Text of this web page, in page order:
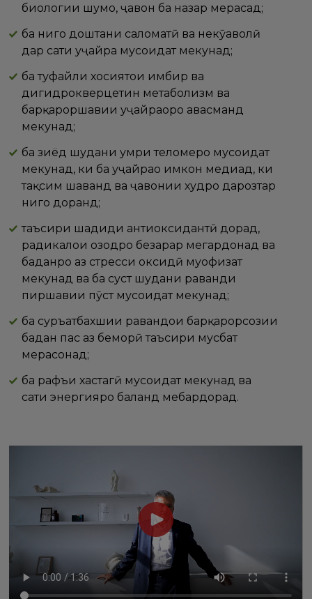
биологии шумо, ҷавон ба назар мерасад;
ба нигоҳ доштани саломатӣ ва некӯаҳволӣ
дар сатҳи ҳуҷайра мусоидат мекунад;
ба туфайли хосиятҳои имбир ва
дигидрокверцетин метаболизм ва
барқароршавии ҳуҷайраҳоро ҳавасманд
мекунад;
ба зиёд шудани умри теломерҳо мусоидат
мекунад, ки ба ҳуҷайраҳо имкон медиҳад, ки
тақсим шаванд ва ҷавонии худро дарозтар
нигоҳ доранд;
таъсири шадиди антиоксидантӣ дорад,
радикалҳои озодро безарар мегардонад ва
баданро аз стресси оксидӣ муҳофизат
мекунад ва ба суст шудани раванди
пиршавии пӯст мусоидат мекунад;
ба суръатбахшии равандҳои барқарорсозии
бадан пас аз беморӣ таъсири мусбат
мерасонад;
ба рафъи хастагӣ мусоидат мекунад ва
сатҳи энергияро баланд мебардорад.